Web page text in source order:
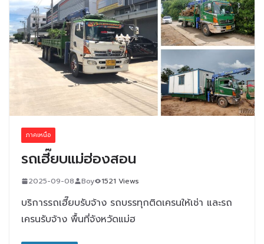
ภาคเหนือ
รถเฮี๊ยบแม่ฮ่องสอน
2025-09-08 Boy 1521 Views
บริการรถเฮี๊ยบรับจ้าง รถบรรทุกติดเครนให้เช่า และรถ
เครนรับจ้าง พื้นที่จังหวัดแม่ฮ